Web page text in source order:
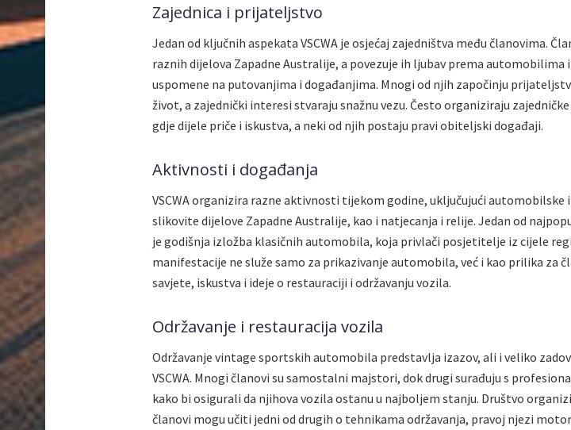
Zajednica i prijateljstvo
Jedan od ključnih aspekata VSCWA je osjećaj zajedništva među članovima.
raznih dijelova Zapadne Australije, a povezuje ih ljubav prema automobilima
uspomene na putovanjima i događanjima. Mnogi od njih započinju
život, a zajednički interesi stvaraju snažnu vezu. Često organiziraju
gdje dijele priče i iskustva, a neki od njih postaju pravi obiteljski događaji.
Aktivnosti i događanja
VSCWA organizira razne aktivnosti tijekom godine, uključujući automobilske
slikovite dijelove Zapadne Australije, kao i natjecanja i relije. Jedan od
je godišnja izložba klasičnih automobila, koja privlači posjetitelje iz cijele
manifestacije ne služe samo za prikazivanje automobila, već i kao prilika za
savjete, iskustva i ideje o restauraciji i održavanju vozila.
Održavanje i restauracija vozila
Održavanje vintage sportskih automobila predstavlja izazov, ali i veliko
VSCWA. Mnogi članovi su samostalni majstori, dok drugi surađuju s
kako bi osigurali da njihova vozila ostanu u najboljem stanju. Društvo
članovi mogu učiti jedni od drugih o tehnikama održavanja, pravoj njezi